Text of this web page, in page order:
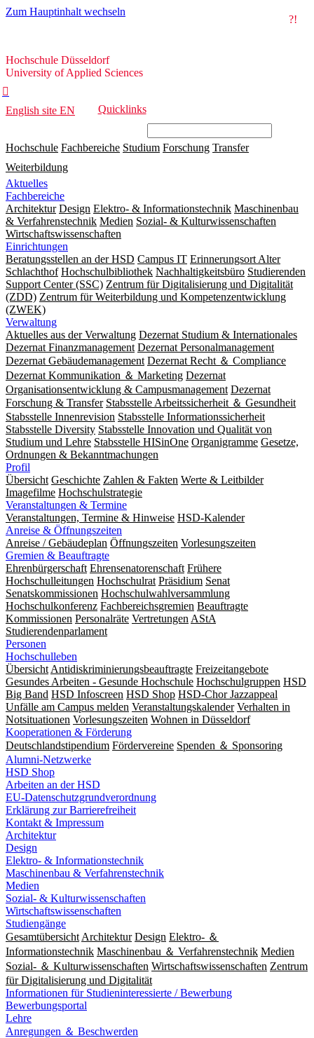
Zum Hauptinhalt wechseln
?!
Hochschule
Düsseldorf
Hochschule Düsseldorf
University of Applied Sciences

English site EN Quicklinks
Hochschule Fachbereiche Studium Forschung Transfer
Weiterbildung
Aktuelles
Fachbereiche
Architektur Design Elektro- & Informationstechnik Maschinenbau
& Verfahrenstechnik Medien Sozial- & Kulturwissenschaften
Wirtschaftswissenschaften
Einrichtungen
Beratungsstellen an der HSD Campus IT Erinnerungsort Alter
Schlachthof Hochschulbibliothek Nachhaltigkeitsbüro Studierenden
Support Center (SSC) Zentrum für Digitalisierung und Digitalität
(ZDD) Zentrum für Weiterbildung und Kompetenzentwicklung
(ZWEK)
Verwaltung
Aktuelles aus der Verwaltung Dezernat Studium & Internationales
Dezernat Finanzmanagement Dezernat Personalmanagement
Dezernat Gebäudemanagement Dezernat Recht ＆ Compliance
Dezernat Kommunikation ＆ Marketing Dezernat
Organisationsentwicklung & Campusmanagement Dezernat
Forschung & Transfer Stabsstelle Arbeitssicherheit ＆ Gesundheit
Stabsstelle Innenrevision Stabsstelle In­for­ma­ti­ons­sicher­heit
Stabsstelle Diversity Stabsstelle Innovation und Qualität von
Studium und Lehre Stabsstelle HISinOne Organigramme Gesetze,
Ordnungen & Bekanntmachungen
Profil
Übersicht Geschichte Zahlen & Fakten Werte & Leitbilder
Imagefilme Hochschulstrategie
Veranstaltungen & Termine
Veranstaltungen, Termine & Hinweise HSD-Kalender
Anreise & Öffnungszeiten
Anreise / Gebäudeplan Öffnungszeiten Vorlesungszeiten
Gremien & Beauftragte
Ehrenbürgerschaft Ehrensenatorenschaft Frühere
Hochschulleitungen Hochschulrat Präsidium Senat
Senatskommissionen Hochschulwahlversammlung
Hochschulkonferenz Fachbereichsgremien Beauftragte
Kommissionen Personalräte Vertretungen AStA
Studierendenparlament
Personen
Hochschulleben
Übersicht Antidiskriminierungsbeauftragte Freizeitangebote
Gesundes Arbeiten - Gesunde Hochschule Hochschulgruppen HSD
Big Band HSD Infoscreen HSD Shop HSD-Chor Jazzappeal
Unfälle am Campus melden Veranstaltungskalender Verhalten in
Notsituationen Vorlesungszeiten Wohnen in Düsseldorf
Kooperationen & Förderung
Deutschlandstipendium Fördervereine Spenden ＆ Sponsoring
Alumni-Netzwerke
HSD Shop
Arbeiten an der HSD
EU-Datenschutzgrundverordnung
Erklärung zur Barrierefreiheit
Kontakt & Impressum
Architektur
Design
Elektro- & Informationstechnik
Maschinenbau & Verfahrenstechnik
Medien
Sozial- & Kulturwissenschaften
Wirtschaftswissenschaften
Studiengänge
Gesamtübersicht Architektur Design Elektro- ＆
Informationstechnik Maschinenbau ＆ Verfahrenstechnik Medien
Sozial- ＆ Kulturwissenschaften Wirtschaftswissenschaften Zentrum
für Digitalisierung und Digitalität
Informationen für Studieninteressierte / Bewerbung
Bewerbungsportal
Lehre
Anregungen ＆ Beschwerden